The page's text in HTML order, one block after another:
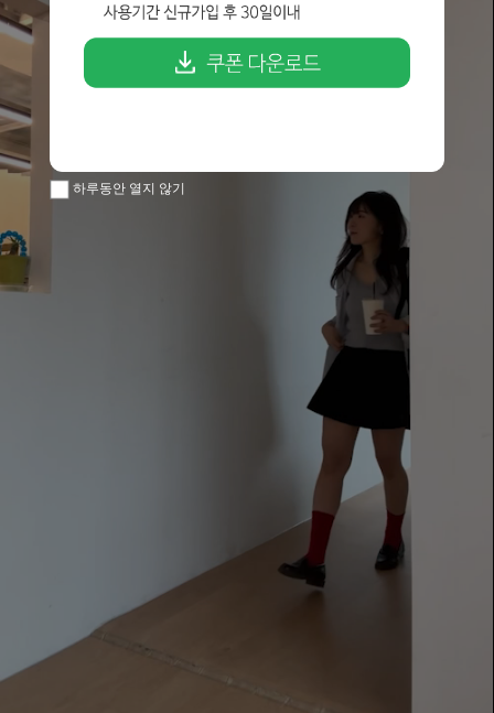
하루동안 열지 않기